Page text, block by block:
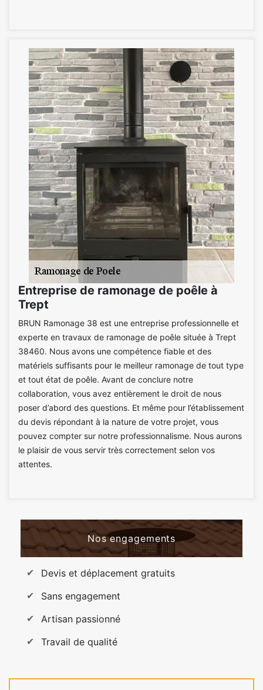
Entreprise de ramonage de poêle à
Trept
BRUN Ramonage 38 est une entreprise professionnelle et
experte en travaux de ramonage de poêle située à Trept
38460. Nous avons une compétence fiable et des
matériels suffisants pour le meilleur ramonage de tout type
et tout état de poêle. Avant de conclure notre
collaboration, vous avez entièrement le droit de nous
poser d’abord des questions. Et même pour l’établissement
du devis répondant à la nature de votre projet, vous
pouvez compter sur notre professionnalisme. Nous aurons
le plaisir de vous servir très correctement selon vos
attentes.
Nos engagements
Devis et déplacement gratuits
Sans engagement
Artisan passionné
Travail de qualité